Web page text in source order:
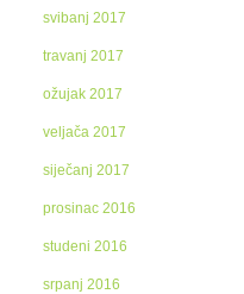
svibanj 2017
travanj 2017
ožujak 2017
veljača 2017
siječanj 2017
prosinac 2016
studeni 2016
srpanj 2016